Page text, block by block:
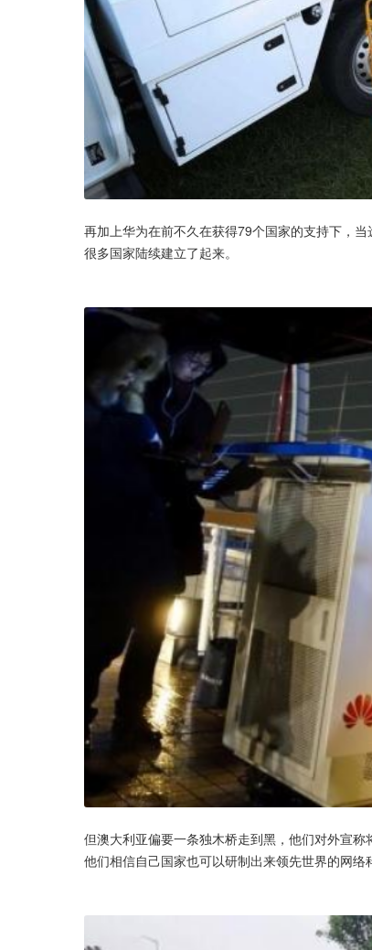
再加上华为在前不久在获得79个国家的支持下，
很多国家陆续建立了起来。
但澳大利亚偏要一条独木桥走到黑，他们对外宣
他们相信自己国家也可以研制出来领先世界的网络